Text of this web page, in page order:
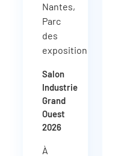
Nantes,
Parc
des
expositions
Salon
Industrie
Grand
Ouest
2026
À